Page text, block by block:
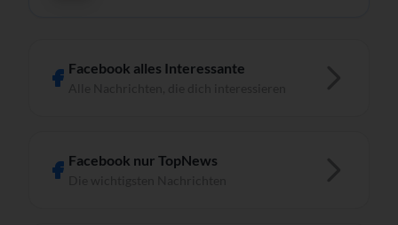
Facebook alles Interessante
Facebook nur TopNews